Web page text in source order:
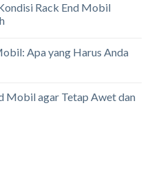
Rack End Mobil
Apa yang Harus Anda
Mobil agar Tetap Awet dan